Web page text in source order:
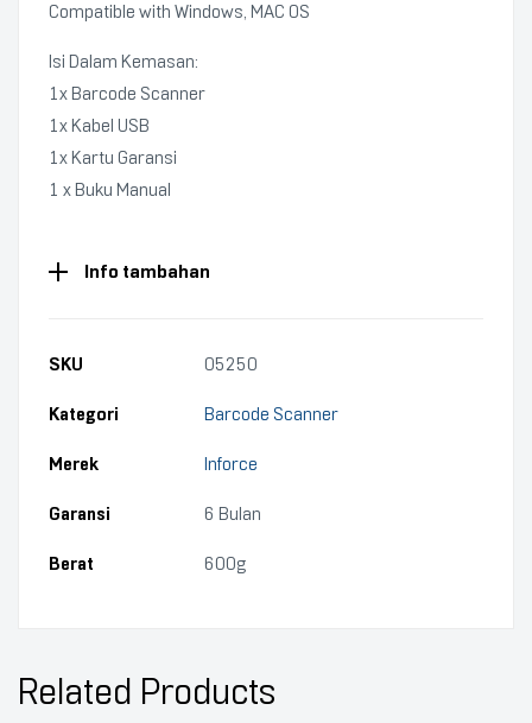
Compatible with Windows, MAC OS
Isi Dalam Kemasan:
1x Barcode Scanner
1x Kabel USB
1x Kartu Garansi
1 x Buku Manual
Info tambahan
SKU 05250
Kategori Barcode Scanner
Merek Inforce
Garansi 6 Bulan
Berat 600g
Related Products